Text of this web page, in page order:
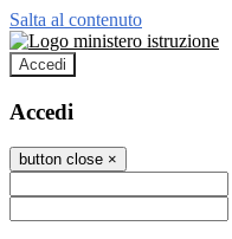
Salta al contenuto
Accedi
Accedi
button close ×